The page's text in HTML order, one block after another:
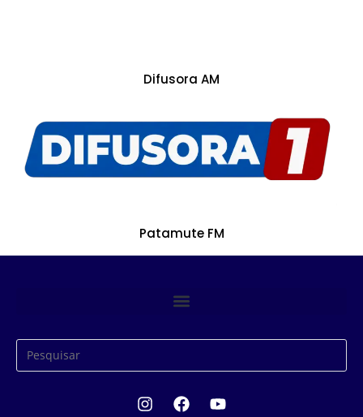
Difusora AM
Patamute FM